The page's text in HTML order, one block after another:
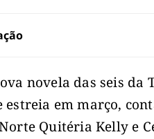
novela das seis da
estreia em março,
Quitéria Kelly e